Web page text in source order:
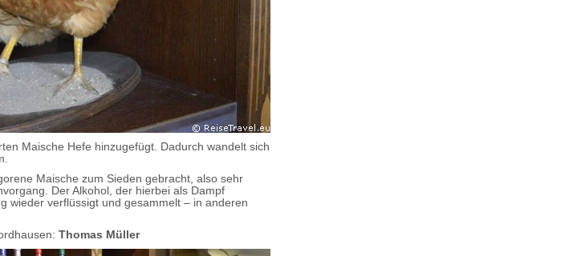
Maische Hefe hinzugefügt. Dadurch wandelt sich
Maische zum Sieden gebracht, also sehr
Der Alkohol, der hierbei als Dampf
wieder verflüssigt und gesammelt – in anderen
Thomas Müller